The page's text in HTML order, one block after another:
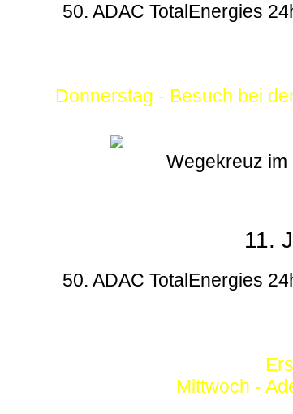
50. ADAC TotalEnergies
Donnerstag - Besuch bei
Wegekreuz im
11.
50. ADAC TotalEnergies
Mittwoch -